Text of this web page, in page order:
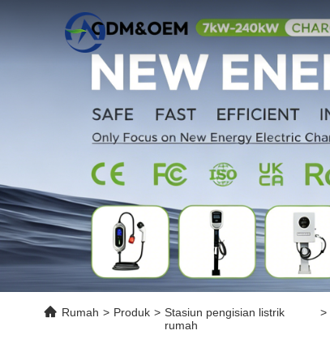
Rumah > Produk > Stasiun pengisian listrik
rumah
>